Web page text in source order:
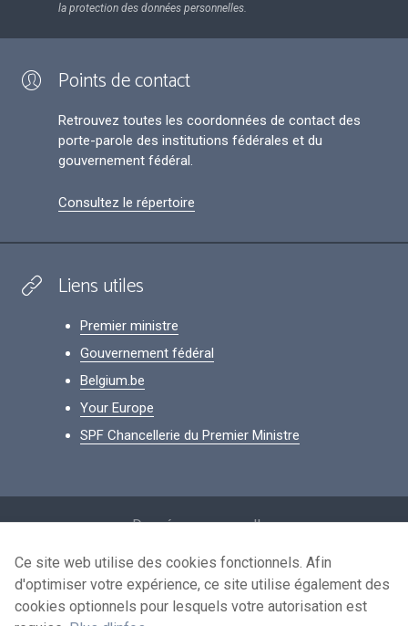
la protection des données personnelles.
Points de contact
Retrouvez toutes les coordonnées de contact des
porte-parole des institutions fédérales et du
gouvernement fédéral.
Consultez le répertoire
Liens utiles
Premier ministre
Gouvernement fédéral
Belgium.be
Your Europe
SPF Chancellerie du Premier Ministre
Données personnelles
Conditions de réutilisation
Contactez-nous
Ce site web utilise des cookies fonctionnels. Afin
d'optimiser votre expérience, ce site utilise également des
cookies optionnels pour lesquels votre autorisation est